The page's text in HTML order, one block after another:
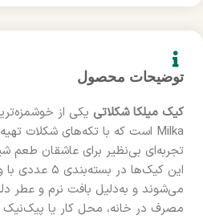
توضیحات محصول
کیک میلکا شکلاتی یکی از
Milka است که با تکه‌های شکلات تهیه‌شده از
تجربه‌ای بی‌نظیر برای عاشقان طعم
می‌شوند و به‌دلیل بافت نرم و عطر
مصرف در خانه، محل کار یا